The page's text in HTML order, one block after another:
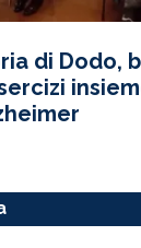
di Dodo,